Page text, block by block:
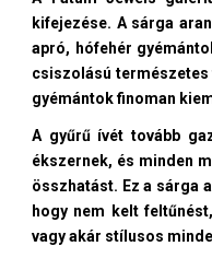
kifejezése. A sárga
apró, hófehér
csiszolású természetes
gyémántok finoman
A gyűrű ívét tovább
ékszernek, és minden
összhatást. Ez a sárga
hogy nem kelt
vagy akár stílusos